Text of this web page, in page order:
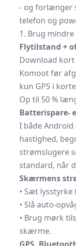
- og forlænger
telefon og
1. Brug
Flytilstand +
Download kort
Komoot før
kun GPS i
Op til 50 %
Batterispare-
I både Android
hastighed,
strømslugere
standard, når
Skærmens
• Sæt lysstyrke
• Slå auto-
• Brug mørk
skærme.